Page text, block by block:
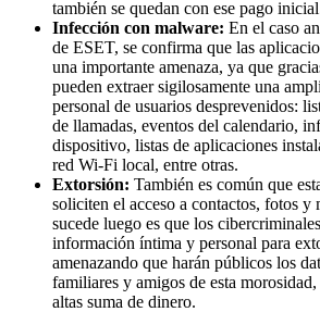
también se quedan con ese pago
Infección con malware: En el caso
de ESET, se confirma que las
una importante amenaza, ya que
pueden extraer sigilosamente una
personal de usuarios desprevenidos:
de llamadas, eventos del calendario,
dispositivo, listas de aplicaciones
red Wi-Fi local, entre otras.
Extorsión: También es común que
soliciten el acceso a contactos, fotos y
sucede luego es que los
información íntima y personal para
amenazando que harán públicos los
familiares y amigos de esta
altas suma de dinero.